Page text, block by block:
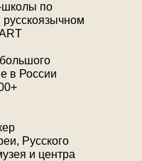
школы по
русскоязычном
в России
Русского
и центра